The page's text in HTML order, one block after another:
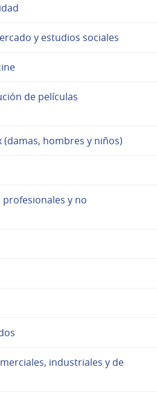
y estudios sociales
de películas
(damas, hombres y niños)
y no
industriales y de